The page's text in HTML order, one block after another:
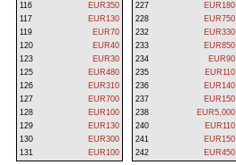
116
EUR350
117
EUR130
119
EUR70
120
EUR40
123
EUR30
125
EUR480
126
EUR310
127
EUR700
128
EUR100
129
EUR130
130
EUR300
131
EUR100
227
EUR180
228
EUR750
232
EUR330
233
EUR850
234
EUR90
235
EUR110
236
EUR140
237
EUR150
238
EUR5,000
240
EUR110
241
EUR150
242
EUR450